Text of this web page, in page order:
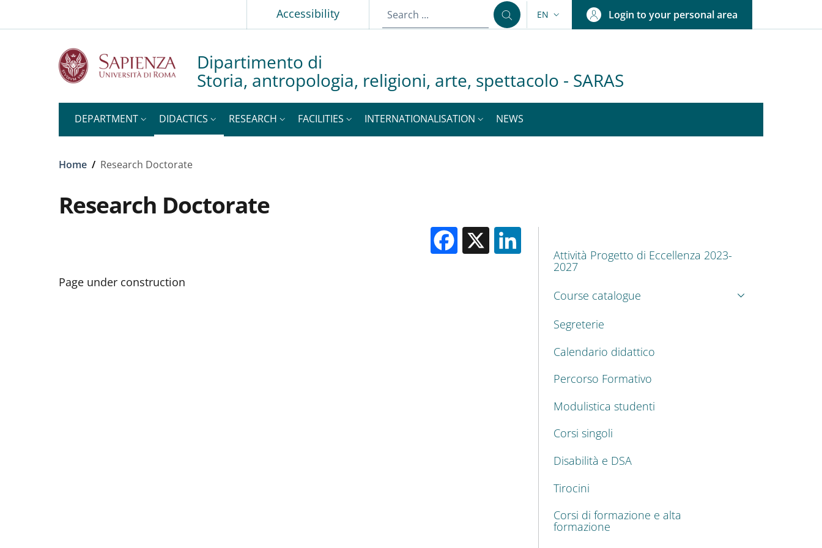
Slim topAccessibility LANGUAGE SWITCHER: CURRENT LANGUAGE
EN Login to your personal area
Dipartimento di
Storia, antropologia, religioni, arte, spettacolo - SARAS
DEPARTMENT DIDACTICS RESEARCH FACILITIES INTERNATIONALISATION NEWS
Breadcrumb
Home / Research Doctorate
Research Doctorate
Facebook
X
Page under construction
MENU CEV SECOND NAVIGATION
Attività Progetto di Eccellenza 2023-
2027
Course catalogue
Segreterie
Calendario didattico
Percorso Formativo
Modulistica studenti
Corsi singoli
Disabilità e DSA
Tirocini
Corsi di formazione e alta
formazione